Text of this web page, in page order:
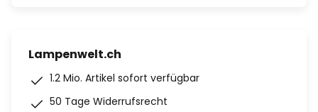
Lampenwelt.ch
1.2 Mio. Artikel sofort verfügbar
50 Tage Widerrufsrecht